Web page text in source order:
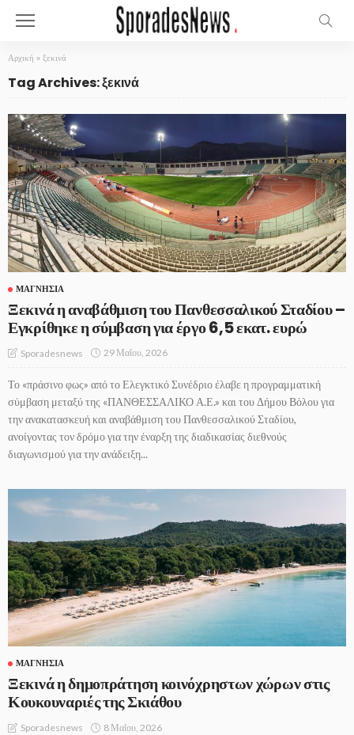
Αρχική » ξεκινά
Tag Archives: ξεκινά
ΜΑΓΝΗΣΊΑ
Ξεκινά η αναβάθμιση του Πανθεσσαλικού Σταδίου –
Εγκρίθηκε η σύμβαση για έργο 6,5 εκατ. ευρώ
Sporadesnews 29 Μαΐου, 2026
Το «πράσινο φως» από το Ελεγκτικό Συνέδριο έλαβε η προγραμματική
σύμβαση μεταξύ της «ΠΑΝΘΕΣΣΑΛΙΚΟ Α.Ε.» και του Δήμου Βόλου για
την ανακατασκευή και αναβάθμιση του Πανθεσσαλικού Σταδίου,
ανοίγοντας τον δρόμο για την έναρξη της διαδικασίας διεθνούς
διαγωνισμού για την ανάδειξη...
ΜΑΓΝΗΣΊΑ
Ξεκινά η δημοπράτηση κοινόχρηστων χώρων στις
Κουκουναριές της Σκιάθου
Sporadesnews 8 Μαΐου, 2026